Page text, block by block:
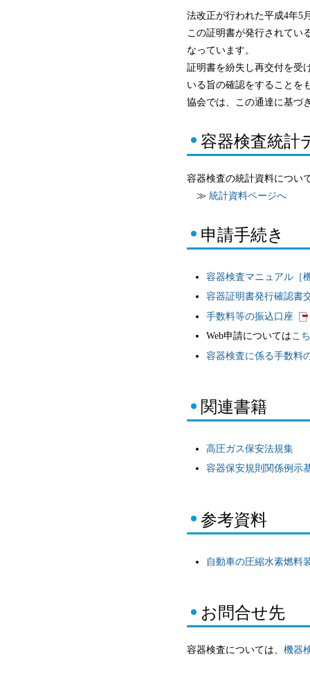
法改正が行われた平成4年5
この証明書が発行されてい
なっています。
証明書を紛失し再交付を受
いる旨の確認をすることを
協会では、この通達に基づ
容器検査統計
容器検査の統計資料につい
≫ 統計資料ページへ
申請手続き
容器検査マニュアル［
容器証明書発行確認書
手数料等の振込口座
Web申請についてはこ
容器検査に係る手数料
関連書籍
高圧ガス保安法規集
容器保安規則関係例示
参考資料
自動車の圧縮水素燃料
お問合せ先
容器検査については、 機器